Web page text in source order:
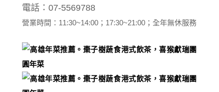
電話：07-5569788
營業時間：11:30~14:00；17:30~21:00；全年無休服務